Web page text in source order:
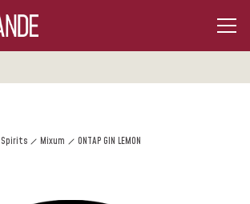
Spirits Mixum ONTAP GIN LEMON